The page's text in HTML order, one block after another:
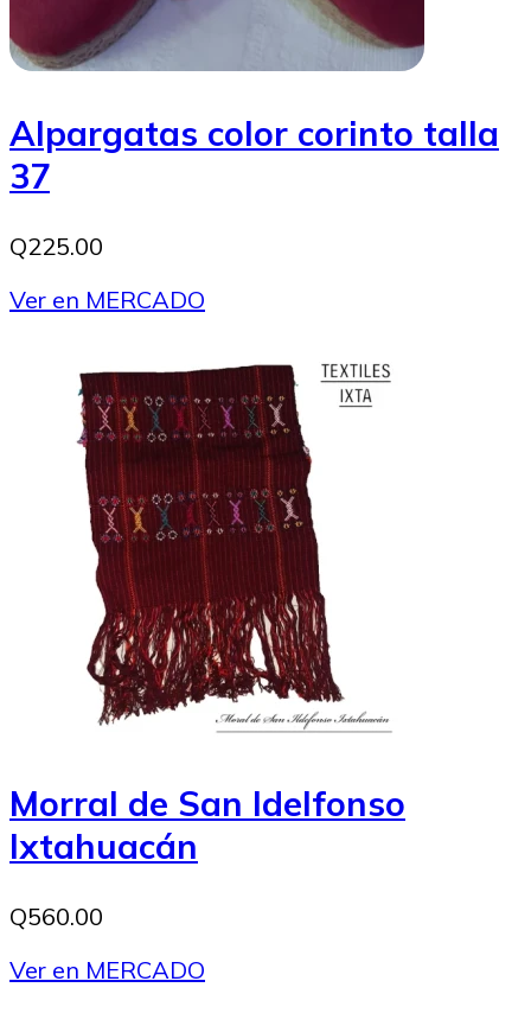
Alpargatas color corinto talla
37
Q225.00
Ver en MERCADO
Morral de San Idelfonso
Ixtahuacán
Q560.00
Ver en MERCADO